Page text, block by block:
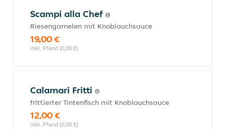
Scampi alla Chef
Riesengarnelen mit Knoblauchsauce
19,00 €
inkl. Pfand (0,00 €)
Calamari Fritti
frittierter Tintenfisch mit Knoblauchsauce
12,00 €
inkl. Pfand (0,00 €)